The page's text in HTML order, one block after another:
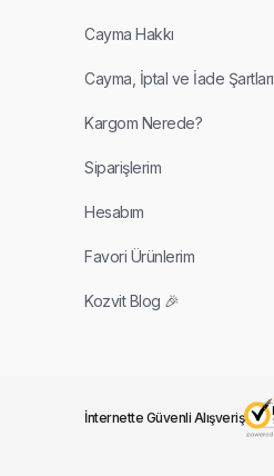
Cayma Hakkı
Cayma, İptal ve İade Şartları
Kargom Nerede?
Siparişlerim
Hesabım
Favori Ürünlerim
Kozvit Blog 🎉
İnternette Güvenli Alışveriş